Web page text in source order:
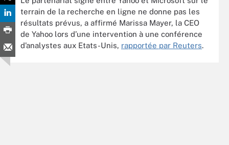
terrain de la recherche en ligne ne donne pas les
résultats prévus, a affirmé Marissa Mayer, la CEO
de Yahoo lors d’une intervention à une conférence
d’analystes aux Etats-Unis, rapportée par Reuters.